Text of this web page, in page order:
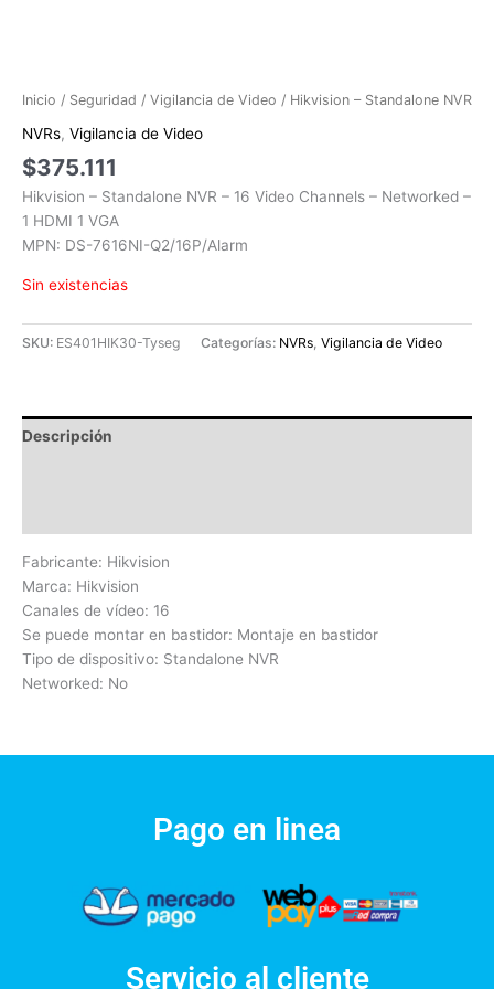
Inicio / Seguridad / Vigilancia de Video / Hikvision – Standalone NVR
NVRs, Vigilancia de Video
$375.111
Hikvision – Standalone NVR – 16 Video Channels – Networked –
1 HDMI 1 VGA
MPN: DS-7616NI-Q2/16P/Alarm
Sin existencias
SKU: ES401HIK30-Tyseg Categorías: NVRs, Vigilancia de Video
Descripción
Fabricante: Hikvision
Marca: Hikvision
Canales de vídeo: 16
Se puede montar en bastidor: Montaje en bastidor
Tipo de dispositivo: Standalone NVR
Networked: No
Pago en linea
Servicio al cliente